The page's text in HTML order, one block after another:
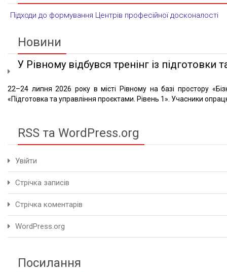
Підходи до формування Центрів професійної досконалості
Новини
У Рівному відбувся тренінг із підготовки
22–24 липня 2026 року в місті Рівному на базі простору
«Підготовка та управління проєктами. Рівень 1». Учасники
RSS та WordPress.org
Увійти
Стрічка записів
Стрічка коментарів
WordPress.org
Посилання